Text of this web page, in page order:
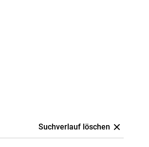
Suchverlauf löschen